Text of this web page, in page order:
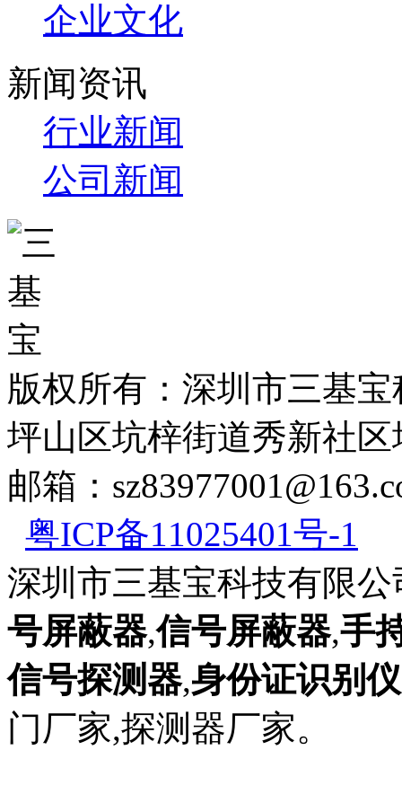
企业文化
新闻资讯
行业新闻
公司新闻
版权所有：深圳市三基
坪山区坑梓街道秀新社区
邮箱：
粤ICP备11025401号-1
深圳市三基宝科技有限公
号屏蔽器,信号屏蔽器,手
信号探测器,身份证识别仪
门厂家,探测器厂家。